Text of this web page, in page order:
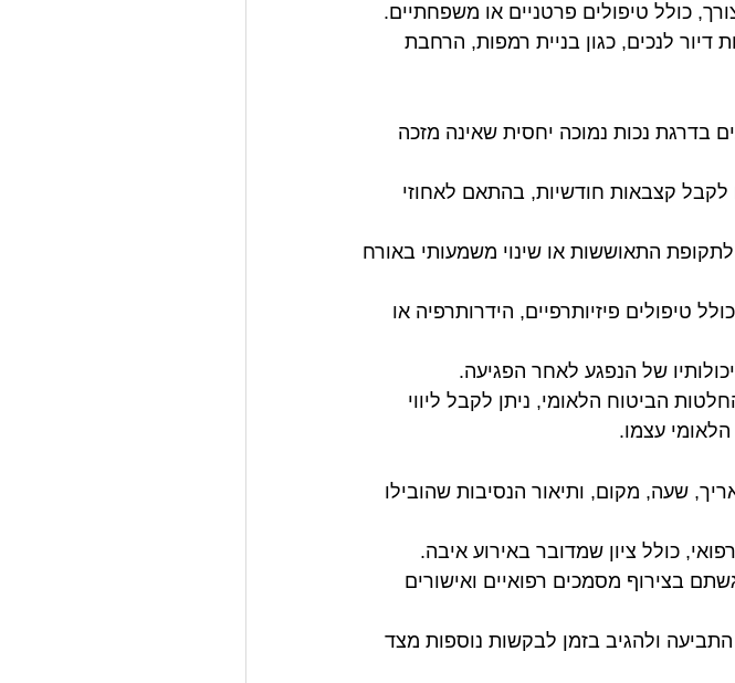
כולל טיפולים פרטניים או משפחתיים.
דיור לנכים, כגון בניית רמפות, הרחבת
בדרגת נכות נמוכה יחסית שאינה מזכה
לקבל קצבאות חודשיות, בהתאם לאחוזי
התאוששות או שינוי משמעותי באורח
טיפולים פיזיותרפיים, הידרותרפיה או
של הנפגע לאחר הפגיעה.
הביטוח הלאומי, ניתן לקבל ליווי
עצמו.
שעה, מקום, ותיאור הנסיבות שהובילו
כולל ציון שמדובר באירוע איבה.
בצירוף מסמכים רפואיים ואישורים
ולהגיב בזמן לבקשות נוספות מצד